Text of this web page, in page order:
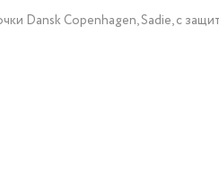
Dansk Copenhagen, Sadie, с